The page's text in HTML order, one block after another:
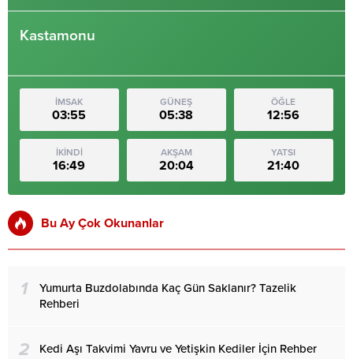
Kastamonu
İMSAK
03:55
GÜNEŞ
05:38
ÖĞLE
12:56
İKİNDİ
16:49
AKŞAM
20:04
YATSI
21:40
Bu Ay Çok Okunanlar
1
Yumurta Buzdolabında Kaç Gün Saklanır? Tazelik
Rehberi
2 Kedi Aşı Takvimi Yavru ve Yetişkin Kediler İçin Rehber